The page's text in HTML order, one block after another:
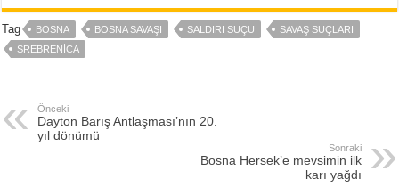
Tag BOSNA BOSNA SAVAŞI SALDIRI SUÇU
SAVAŞ SUÇLARI
SREBRENICA
Önceki
Dayton Barış Antlaşması’nın 20.
yıl dönümü
Sonraki
Bosna Hersek’e mevsimin ilk
karı yağdı